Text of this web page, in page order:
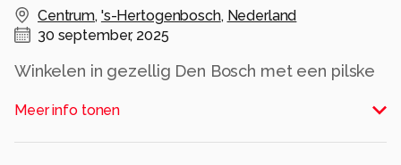
Centrum, 's-Hertogenbosch, Nederland
30 september, 2025
Winkelen in gezellig Den Bosch met een pilske
Het leven kan zo mooi zijn.
Meer info tonen